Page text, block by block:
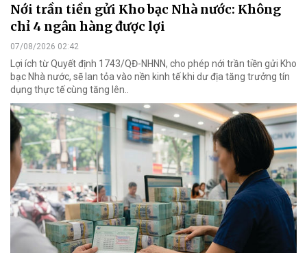
Nới trần tiền gửi Kho bạc Nhà nước: Không
chỉ 4 ngân hàng được lợi
07/08/2026 02:42
Lợi ích từ Quyết định 1743/QĐ-NHNN, cho phép nới trần tiền gửi Kho
bạc Nhà nước, sẽ lan tỏa vào nền kinh tế khi dư địa tăng trưởng tín
dụng thực tế cùng tăng lên..